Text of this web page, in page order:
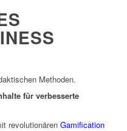
Methoden.
für verbesserte
revolutionären Gamification